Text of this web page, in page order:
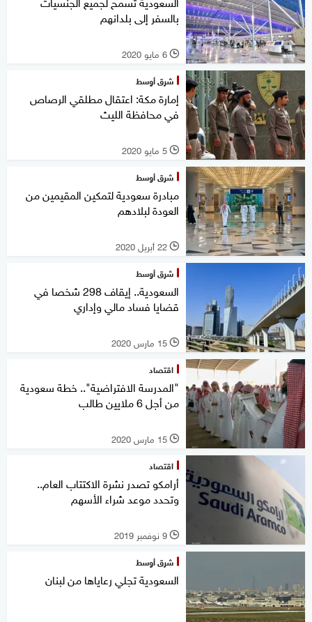
بالسفر إلى بلدانهم
l 6 مايو 2020
شرق أوسط
إمارة مكة: اعتقال مطلقي الرصاص
في محافظة الليث
l 5 مايو 2020
شرق أوسط
مبادرة سعودية لتمكين المقيمين من
العودة لبلادهم
l 22 أبريل 2020
شرق أوسط
السعودية.. إيقاف 298 شخصا في
قضايا فساد مالي وإداري
l 15 مارس 2020
اقتصاد
"المدرسة الافتراضية".. خطة سعودية
من أجل 6 ملايين طالب
l 15 مارس 2020
اقتصاد
أرامكو تصدر نشرة الاكتتاب العام..
وتحدد موعد شراء الأسهم
l 9 نوفمبر 2019
شرق أوسط
السعودية تجلي رعاياها من لبنان